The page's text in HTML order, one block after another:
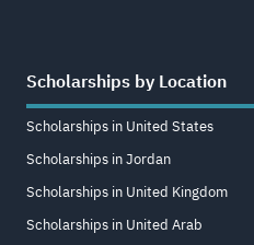
Scholarships by Location
Scholarships in United States
Scholarships in Jordan
Scholarships in United Kingdom
Scholarships in United Arab